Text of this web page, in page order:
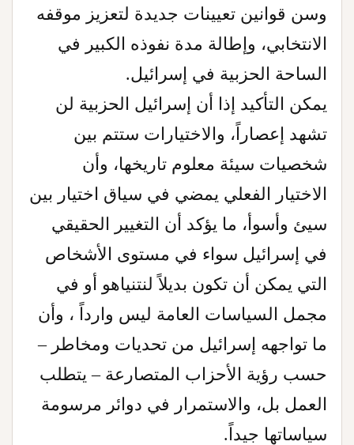
وسن قوانين تعيينات جديدة لتعزيز موقفه
الانتخابي، وإطالة مدة نفوذه الكبير في
الساحة الحزبية في إسرائيل.
يمكن التأكيد إذا أن إسرائيل الحزبية لن
تشهد إعصاراً، والاختيارات ستتم بين
شخصيات سيئة معلوم تاريخها، وأن
الاختيار الفعلي يمضي في سياق اختيار بين
سيئ وأسوأ، ما يؤكد أن التغيير الحقيقي
في إسرائيل سواء في مستوى الأشخاص
التي يمكن أن تكون بديلاً لنتنياهو أو في
مجمل السياسات العامة ليس وارداً ، وأن
ما تواجهه إسرائيل من تحديات ومخاطر –
حسب رؤية الأحزاب المتصارعة – يتطلب
العمل بل، والاستمرار في دوائر مرسومة
سياساتها جيداً.